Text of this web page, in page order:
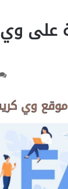
على وي